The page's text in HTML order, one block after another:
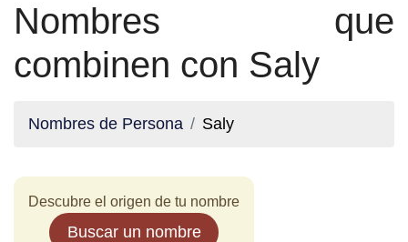
Nombres que
combinen con Saly
Nombres de Persona Saly
Descubre el origen de tu nombre
Buscar un nombre